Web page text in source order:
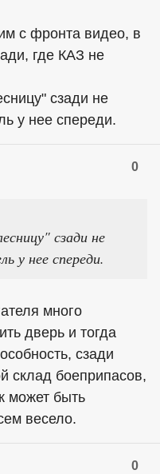
с фронта видео, в
где КАЗ не
сзади не
у нее спереди.
0
сзади не
у нее спереди.
много
дверь и тогда
сзади
склад боеприпасов,
может быть
весело.
0